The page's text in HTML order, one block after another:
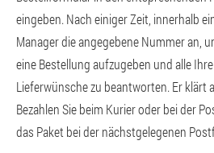
eingeben. Nach einiger Zeit, innerhalb
Manager die angegebene Nummer an,
eine Bestellung aufzugeben und alle
Lieferwünsche zu beantworten. Er klärt
Bezahlen Sie beim Kurier oder bei der
das Paket bei der nächstgelegenen